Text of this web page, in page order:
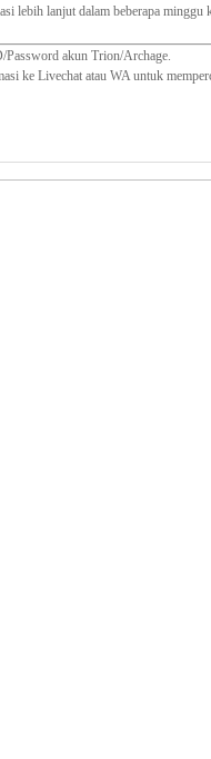
lebih lanjut dalam beberapa minggu
Password akun Trion/Archage.
ke Livechat atau WA untuk